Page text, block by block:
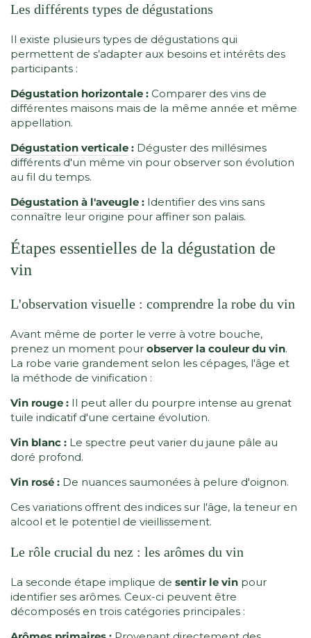
Les différents types de dégustations
Il existe plusieurs types de dégustations qui
permettent de s’adapter aux besoins et intérêts des
participants :
Dégustation horizontale : Comparer des vins de
différentes maisons mais de la même année et même
appellation.
Dégustation verticale : Déguster des millésimes
différents d'un même vin pour observer son évolution
au fil du temps.
Dégustation à l'aveugle : Identifier des vins sans
connaître leur origine pour affiner son palais.
Étapes essentielles de la dégustation de
vin
L'observation visuelle : comprendre la robe du vin
Avant même de porter le verre à votre bouche,
prenez un moment pour observer la couleur du vin.
La robe varie grandement selon les cépages, l'âge et
la méthode de vinification :
Vin rouge : Il peut aller du pourpre intense au grenat
tuile indicatif d'une certaine évolution.
Vin blanc : Le spectre peut varier du jaune pâle au
doré profond.
Vin rosé : De nuances saumonées à pelure d'oignon.
Ces variations offrent des indices sur l'âge, la teneur en
alcool et le potentiel de vieillissement.
Le rôle crucial du nez : les arômes du vin
La seconde étape implique de sentir le vin pour
identifier ses arômes. Ceux-ci peuvent être
décomposés en trois catégories principales :